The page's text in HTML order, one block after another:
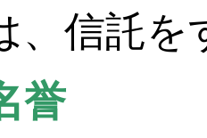
、信託
誉